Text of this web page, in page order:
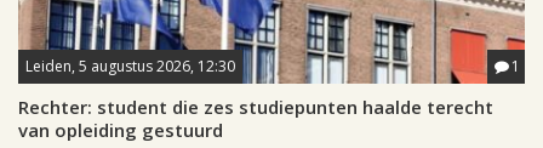
Leiden, 5 augustus 2026, 12:30 1
Rechter: student die zes studiepunten haalde terecht
van opleiding gestuurd